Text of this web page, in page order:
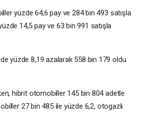
yüzde 64,6 pay ve 284 bin 493 satışla
14,5 pay ve 63 bin 991 satışla
yüzde 8,19 azalarak 558 bin 179 oldu.
hibrit otomobiller 145 bin 804 adetle
27 bin 485 ile yüzde 6,2, otogazlı